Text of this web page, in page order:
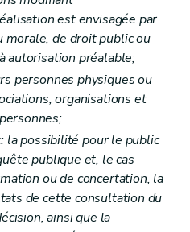
en matière d'environnement
l'information relative à l'environnement
Modèle de document
est envisagée par
morale, de droit public ou
autorisation préalable;
personnes physiques ou
organisations et
la possibilité pour le public
publique et, le cas
ou de concertation, la
de cette consultation du
ainsi que la